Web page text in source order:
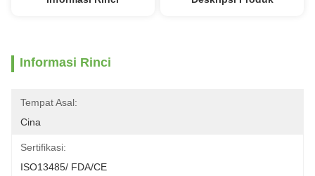
Informasi Rinci
Tempat Asal:
Cina
Sertifikasi:
ISO13485/ FDA/CE